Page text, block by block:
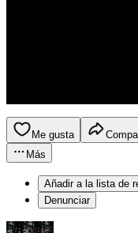
Me gusta
Más
Añadir a la lista de
Denunciar